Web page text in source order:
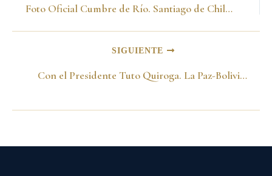
Foto Oficial Cumbre de Río. Santiago de Chile 18 de agosto del 2001
SIGUIENTE
Con el Presidente Tuto Quiroga. La Paz-Bolivia 20 de agosto del 2001